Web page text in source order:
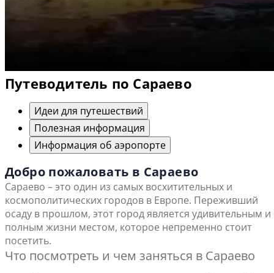
Путеводитель по Сараево
Идеи для путешествий
Полезная информация
Информация об аэропорте
Добро пожаловать в Сараево
Сараево – это один из самых восхитительных и
космополитических городов в Европе. Переживший
осаду в прошлом, этот город является удивительным и
полным жизни местом, которое непременно стоит
посетить.
Что посмотреть и чем заняться в Сараево